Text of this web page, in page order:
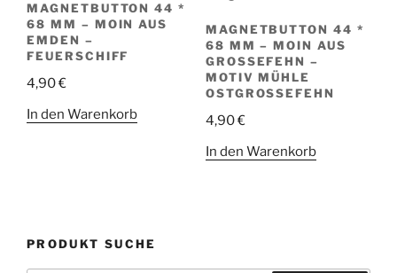
MAGNETBUTTON 44 *
68 MM – MOIN AUS
EMDEN –
FEUERSCHIFF
4,90€
In den Warenkorb
MAGNETBUTTON 44 *
68 MM – MOIN AUS
GROSSEFEHN – M
OTIV MÜHLE O
STGROSSEFEHN
4,90€
In den Warenkorb
PRODUKT SUCHE